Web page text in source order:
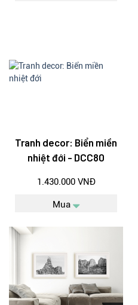
Tranh decor: Biển miền
nhiệt đới - DCC80
1.430.000 VNĐ
Mua